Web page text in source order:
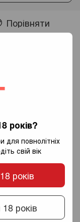
років?
для повнолітніх
свій вік
років
років
Порівняти